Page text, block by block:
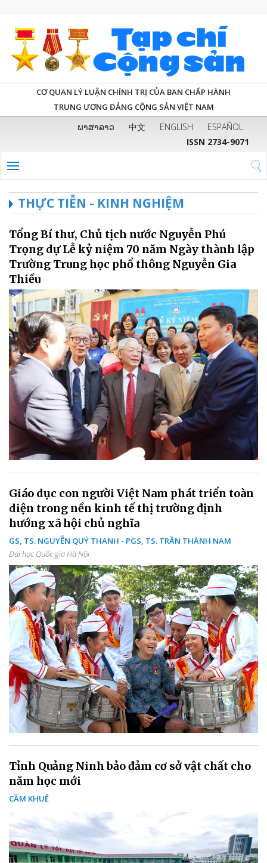
CƠ QUAN LÝ LUẬN CHÍNH TRỊ CỦA BAN CHẤP HÀNH
TRUNG ƯƠNG ĐẢNG CỘNG SẢN VIỆT NAM
ພາສາລາວ 中文 ENGLISH
ESPAÑOL
ISSN 2734-9071
THỰC TIỄN - KINH NGHIỆM
Tổng Bí thư, Chủ tịch nước Nguyễn Phú
Trọng dự Lễ kỷ niệm 70 năm Ngày thành lập
Trường Trung học phổ thông Nguyễn Gia
Thiều
Giáo dục con người Việt Nam phát triển toàn
diện trong nền kinh tế thị trường định
hướng xã hội chủ nghĩa
GS, TS. NGUYỄN QUÝ THANH - PGS, TS. TRẦN THÀNH NAM
Đại học Quốc gia Hà Nội
Tỉnh Quảng Ninh bảo đảm cơ sở vật chất cho
năm học mới
CẦM KHUÊ